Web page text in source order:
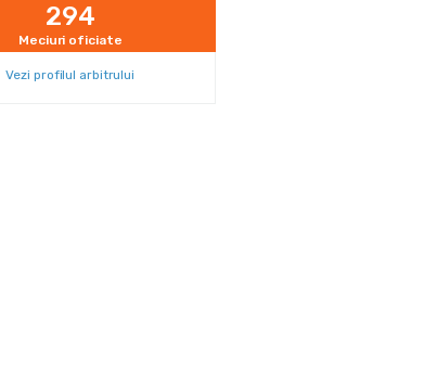
294
Meciuri oficiate
Vezi profilul arbitrului